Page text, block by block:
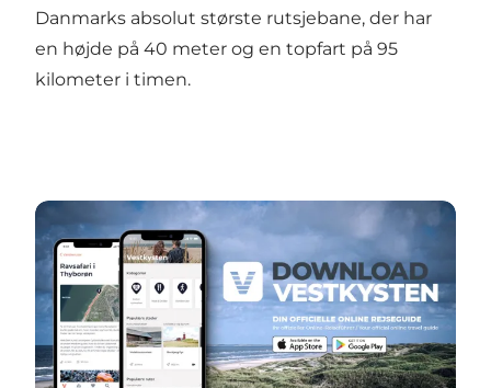
Danmarks absolut største rutsjebane, der har
en højde på 40 meter og en topfart på 95
kilometer i timen.
Ny VESTKYST app lanceret